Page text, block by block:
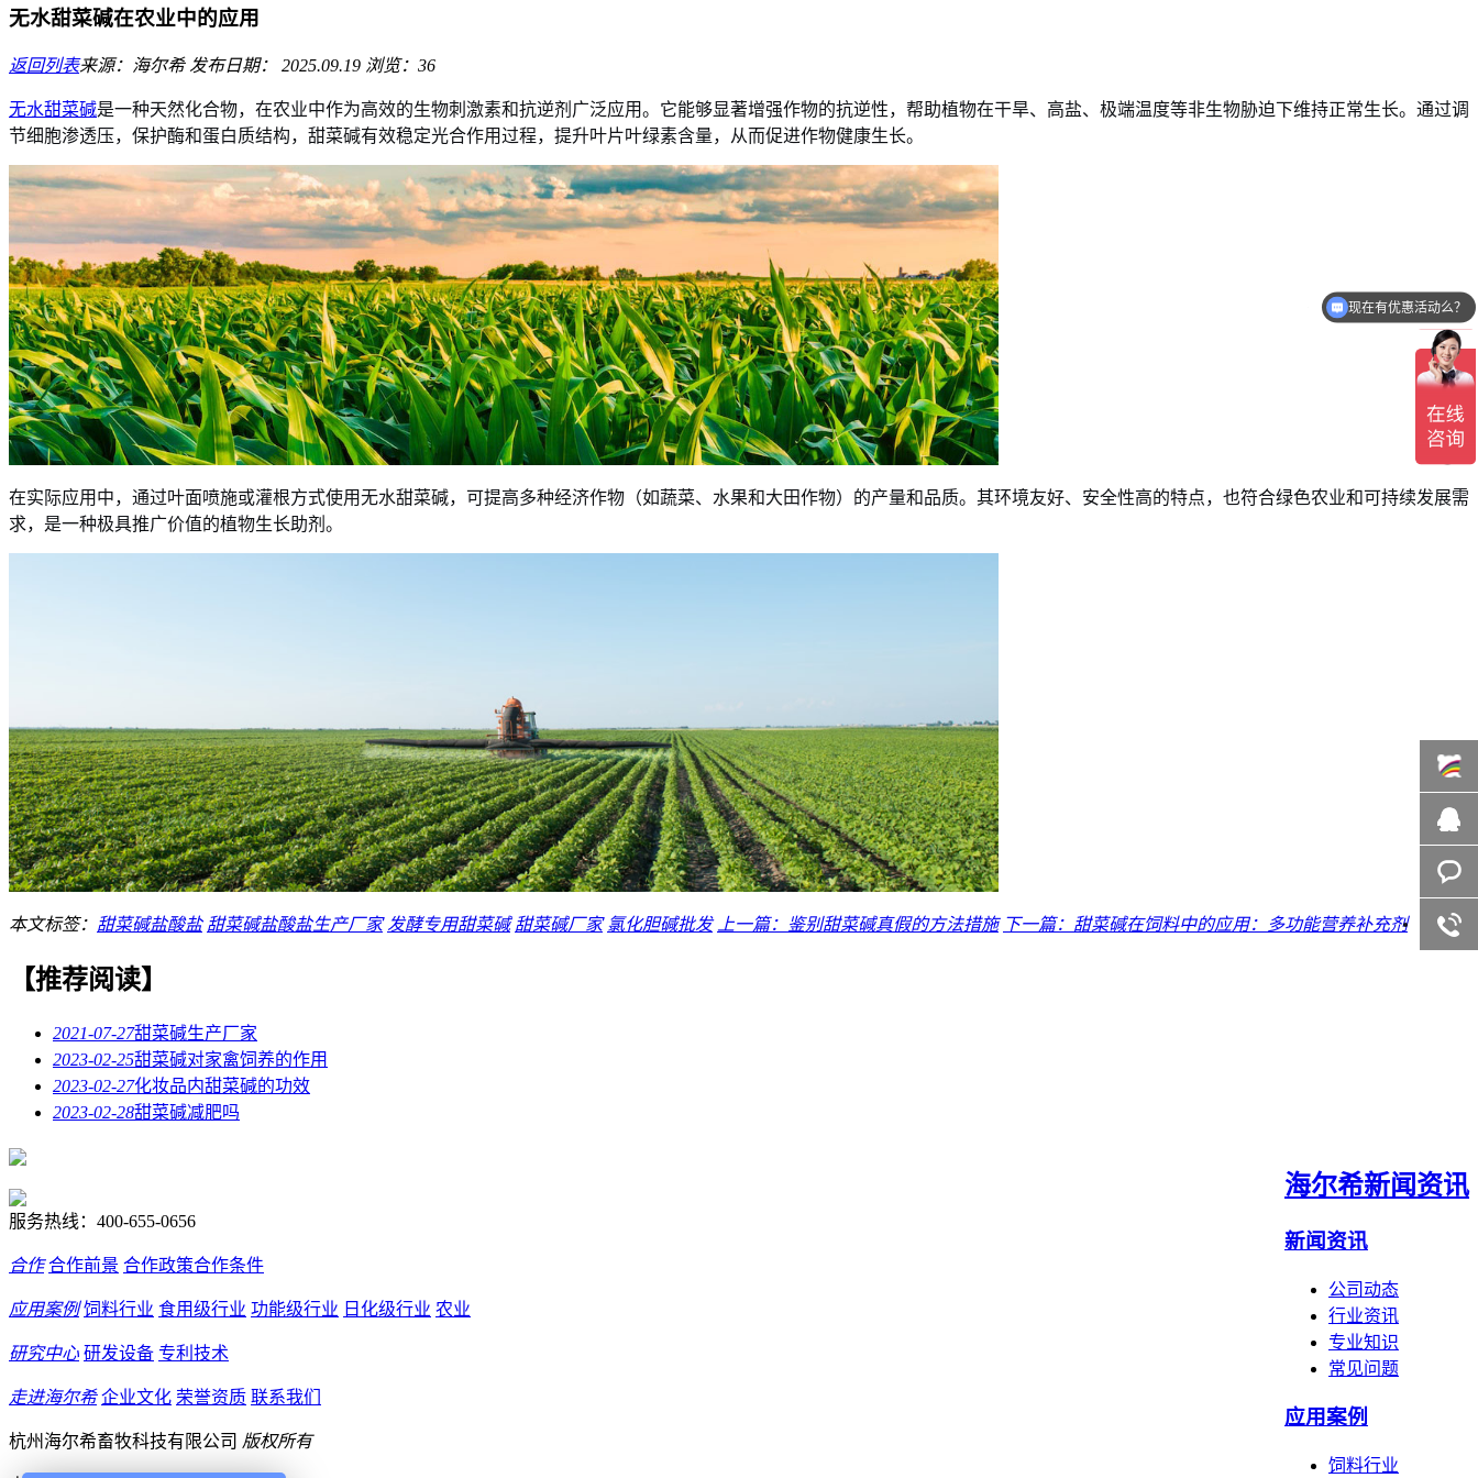
无水甜菜碱在农业中的应用
返回列表来源：海尔希 发布日期： 2025.09.19 浏览：36
无水甜菜碱是一种天然化合物，在农业中作为高效的生物刺激素和抗逆剂广泛应用。它能够显著增强作物的抗逆性，帮助植物在干旱、高盐、极端温度等非生物胁迫下维持正常生长。通过调
节细胞渗透压，保护酶和蛋白质结构，甜菜碱有效稳定光合作用过程，提升叶片叶绿素含量，从而促进作物健康生长。
在实际应用中，通过叶面喷施或灌根方式使用无水甜菜碱，可提高多种经济作物（如蔬菜、水果和大田作物）的产量和品质。其环境友好、安全性高的特点，也符合绿色农业和可持续发展需
求，是一种极具推广价值的植物生长助剂。
本文标签： 甜菜碱盐酸盐 甜菜碱盐酸盐生产厂家 发酵专用甜菜碱 甜菜碱厂家 氯化胆碱批发 上一篇：鉴别甜菜碱真假的方法措施 下一篇：甜菜碱在饲料中的应用：多功能营养补充剂
【推荐阅读】
2021-07-27甜菜碱生产厂家
2023-02-25甜菜碱对家禽饲养的作用
2023-02-27化妆品内甜菜碱的功效
2023-02-28甜菜碱减肥吗
海尔希新闻资讯
新闻资讯
公司动态
行业资讯
专业知识
常见问题
应用案例
饲料行业
服务热线： 400-655-0656
合作 合作前景 合作政策合作条件
应用案例 饲料行业 食用级行业 功能级行业 日化级行业 农业
研究中心 研发设备 专利技术
走进海尔希 企业文化 荣誉资质 联系我们
杭州海尔希畜牧科技有限公司 版权所有
百度商
在线咨
客服咨
现在有优惠活动么？